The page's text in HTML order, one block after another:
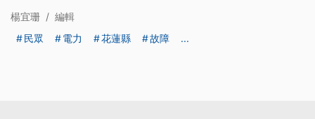
楊宜珊 / 編輯
民眾
電力 花蓮縣 故障 ...